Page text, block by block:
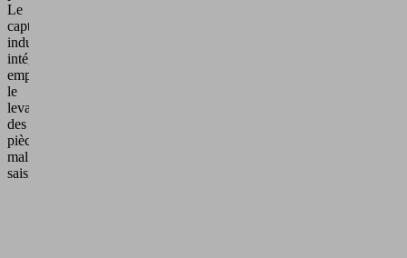
Le
capteur
inductif
intégré
empêche
le
levage
des
pièces
mal
saisies.